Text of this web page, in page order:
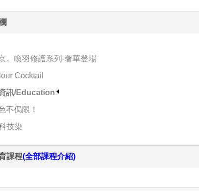
。喚羽修護系列-奢華登場
Cocktail
訊/Education
不侷限！
技染
課程(全部課程介紹)